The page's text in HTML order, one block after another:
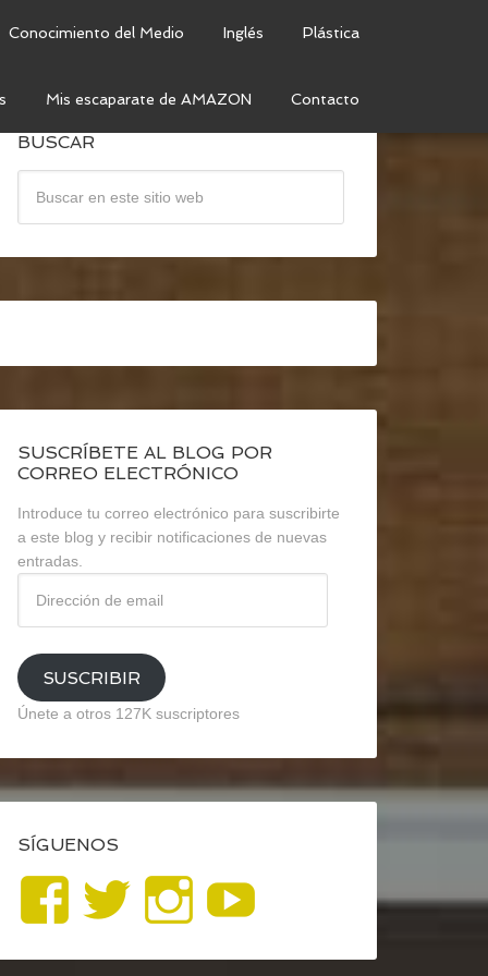
Conocimiento del Medio Inglés Plástica
Mis escaparate de AMAZON Contacto
BUSCAR
SUSCRÍBETE AL BLOG POR
CORREO ELECTRÓNICO
Introduce tu correo electrónico para suscribirte
a este blog y recibir notificaciones de nuevas
entradas.
email
SUSCRIBIR
Únete a otros 127K suscriptores
SÍGUENOS
Ver
perfil
Ver
perfil
Ver
perfil
YouTube